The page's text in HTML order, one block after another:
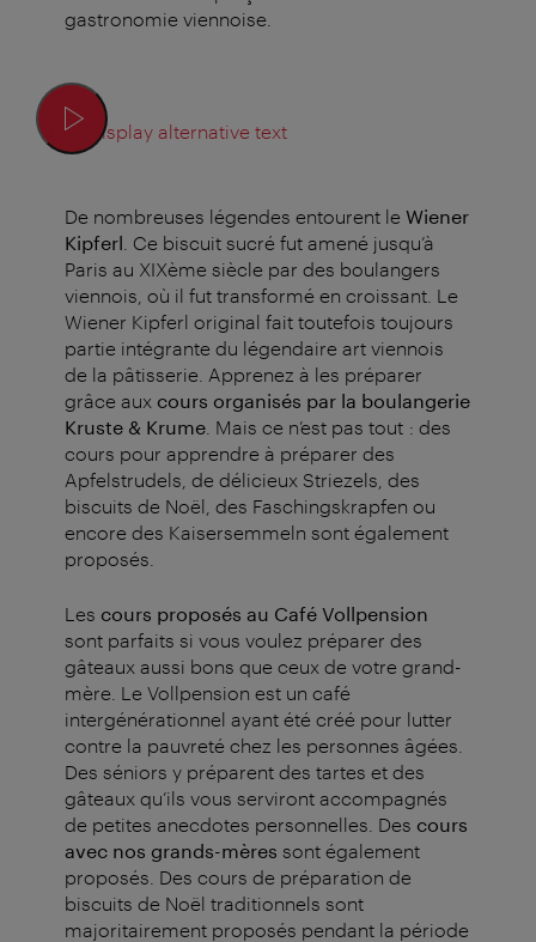
gastronomie viennoise.
Display alternative text
De nombreuses légendes entourent le Wiener
Kipferl . Ce biscuit sucré fut amené jusqu’à
Paris au XIXème siècle par des boulangers
viennois, où il fut transformé en croissant. Le
Wiener Kipferl original fait toutefois toujours
partie intégrante du légendaire art viennois
de la pâtisserie. Apprenez à les préparer
grâce aux cours organisés par la boulangerie
Kruste & Krume . Mais ce n’est pas tout : des
cours pour apprendre à préparer des
Apfelstrudels, de délicieux Striezels, des
biscuits de Noël, des Faschingskrapfen ou
encore des Kaisersemmeln sont également
proposés.
Les cours proposés au Café Vollpension
sont parfaits si vous voulez préparer des
gâteaux aussi bons que ceux de votre grand-
mère. Le Vollpension est un café
intergénérationnel ayant été créé pour lutter
contre la pauvreté chez les personnes âgées.
Des séniors y préparent des tartes et des
gâteaux qu’ils vous serviront accompagnés
de petites anecdotes personnelles. Des cours
avec nos grands-mères sont également
proposés. Des cours de préparation de
biscuits de Noël traditionnels sont
majoritairement proposés pendant la période